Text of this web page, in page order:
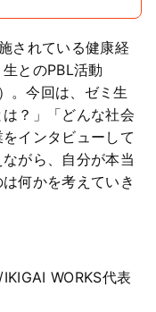
されている健康経
とのPBL活動
。今回は、ゼミ生
？」「どんな社会
インタビューして
がら、自分が本当
何かを考えていき
WORKS代表